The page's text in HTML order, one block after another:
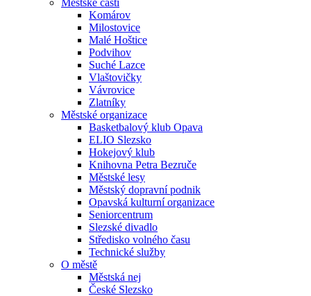
Městské části
Komárov
Milostovice
Malé Hoštice
Podvihov
Suché Lazce
Vlaštovičky
Vávrovice
Zlatníky
Městské organizace
Basketbalový klub Opava
ELIO Slezsko
Hokejový klub
Knihovna Petra Bezruče
Městské lesy
Městský dopravní podnik
Opavská kulturní organizace
Seniorcentrum
Slezské divadlo
Středisko volného času
Technické služby
O městě
Městská nej
České Slezsko